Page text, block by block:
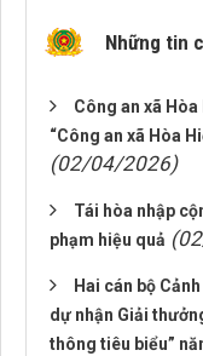
Những tin
Công an xã
“Công an xã Hòa
(02/04/2026)
Tái hòa nhập
phạm hiệu quả
Hai cán bộ
dự nhận Giải
thông tiêu biểu”